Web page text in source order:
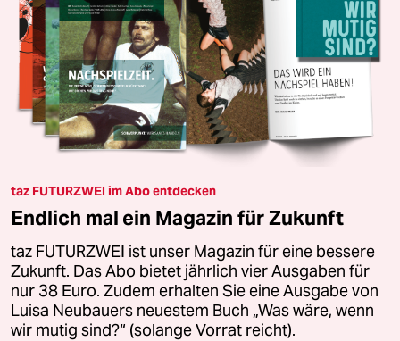
taz FUTURZWEI im Abo entdecken
Endlich mal ein Magazin für Zukunft
taz FUTURZWEI ist unser Magazin für eine bessere
Zukunft. Das Abo bietet jährlich vier Ausgaben für
nur 38 Euro. Zudem erhalten Sie eine Ausgabe von
Luisa Neubauers neuestem Buch „Was wäre, wenn
wir mutig sind?“ (solange Vorrat reicht).